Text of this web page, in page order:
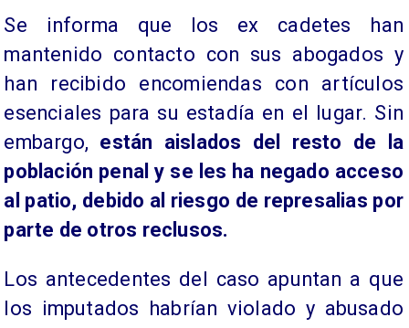
Se informa que los ex cadetes han
mantenido contacto con sus abogados y
han recibido encomiendas con artículos
esenciales para su estadía en el lugar. Sin
embargo, están aislados del resto de la
población penal y se les ha negado acceso
al patio, debido al riesgo de represalias por
parte de otros reclusos.
Los antecedentes del caso apuntan a que
los imputados habrían violado y abusado